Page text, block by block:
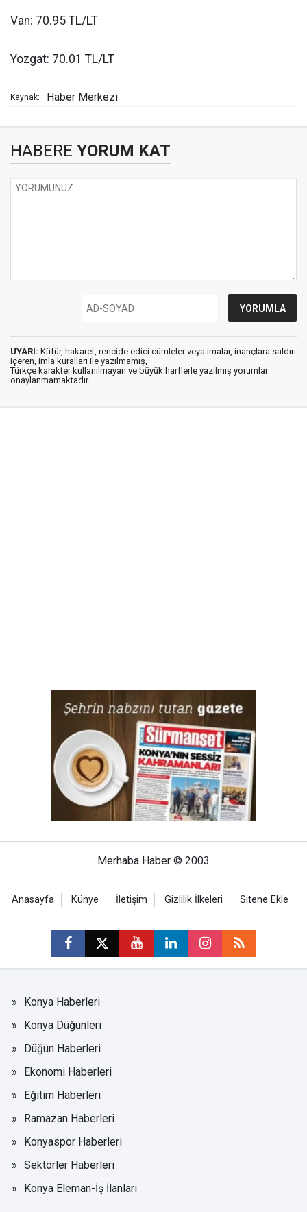
Van: 70.95 TL/LT
Yozgat: 70.01 TL/LT
Kaynak: Haber Merkezi
HABERE YORUM KAT
UYARI: Küfür, hakaret, rencide edici cümleler veya imalar, inançlara saldırı
içeren, imla kuralları ile yazılmamış,
Türkçe karakter kullanılmayan ve büyük harflerle yazılmış yorumlar
onaylanmamaktadır.
Merhaba Haber © 2003
Anasayfa Künye İletişim Gizlilik İlkeleri Sitene Ekle
Konya Haberleri
Konya Düğünleri
Düğün Haberleri
Ekonomi Haberleri
Eğitim Haberleri
Ramazan Haberleri
Konyaspor Haberleri
Sektörler Haberleri
Konya Eleman-İş İlanları